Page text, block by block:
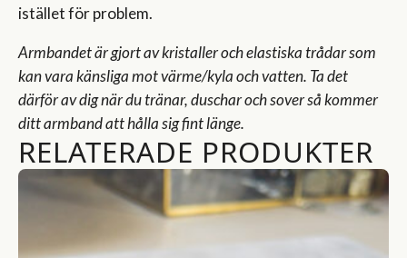
istället för problem.
Armbandet är gjort av kristaller och elastiska trådar som
kan vara känsliga mot värme/kyla och vatten. Ta det
därför av dig när du tränar, duschar och sover så kommer
ditt armband att hålla sig fint länge.
RELATERADE PRODUKTER